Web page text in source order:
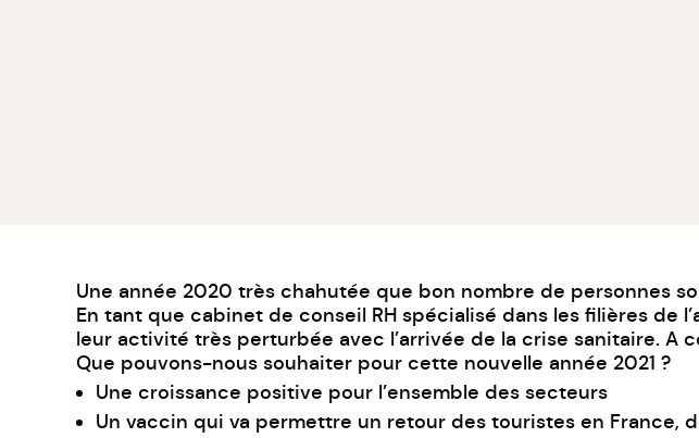
Une année 2020 très chahutée que bon nombre de personnes
En tant que cabinet de conseil RH spécialisé dans les filières de
leur activité très perturbée avec l’arrivée de la crise sanitaire. A
Que pouvons-nous souhaiter pour cette nouvelle année 2021 ?
Une croissance positive pour l’ensemble des secteurs
Un vaccin qui va permettre un retour des touristes en France,